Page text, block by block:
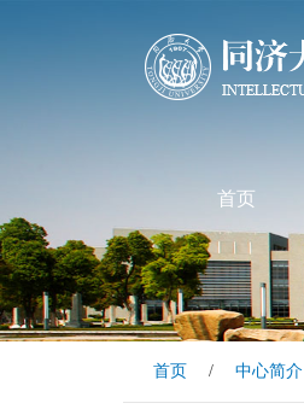
首页
首页 / 中心简介